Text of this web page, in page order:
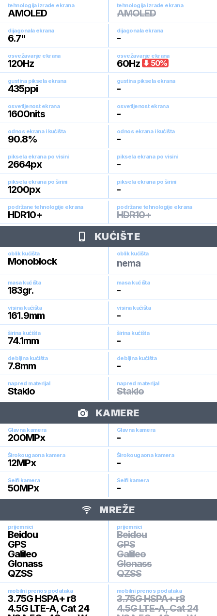
tehnologija izrade ekrana
AMOLED
tehnologija izrade ekrana
AMOLED
dijagonala ekrana
6.7"
dijagonala ekrana
-
osvežavanje ekrana
120Hz
osvežavanje ekrana
60Hz 50%
gustina piksela ekrana
435ppi
gustina piksela ekrana
-
osvetljenost ekrana
1600nits
osvetljenost ekrana
-
odnos ekrana i kućišta
90.8%
odnos ekrana i kućišta
-
piksela ekrana po visini
2664px
piksela ekrana po visini
-
piksela ekrana po širini
1200px
piksela ekrana po širini
-
podržane tehnologije ekrana
HDR10+
podržane tehnologije ekrana
HDR10+
KUĆIŠTE
oblik kućišta
Monoblock
oblik kućišta
nema
masa kućišta
183gr.
masa kućišta
-
visina kućišta
161.9mm
visina kućišta
-
širina kućišta
74.1mm
širina kućišta
-
debljina kućišta
7.8mm
debljina kućišta
-
napred materijal
Staklo
napred materijal
Staklo
KAMERE
Glavna kamera
200MPx
Glavna kamera
-
Širokougaona kamera
12MPx
Širokougaona kamera
-
Selfi kamera
50MPx
Selfi kamera
-
MREŽE
prijemnici
Beidou
GPS
Galileo
Glonass
QZSS
prijemnici
Beidou
GPS
Galileo
Glonass
QZSS
mobilni prenos podataka
3.75G HSPA+ r8
4.5G LTE-A, Cat 24
mobilni prenos podataka
3.75G HSPA+ r8
4.5G LTE-A, Cat 24